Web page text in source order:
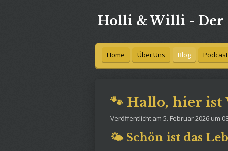
Holli & Willi - Der
Home Über Uns Blog
🐾 Hallo, hier ist
Veröffentlicht am 5. Februar 2026 um
🌤️ Schön ist das